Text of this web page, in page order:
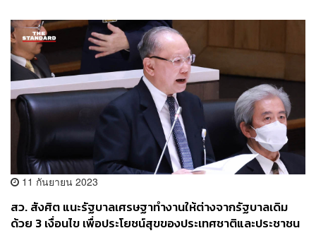
11 กันยายน 2023
สว. สังศิต แนะรัฐบาลเศรษฐาทำงานให้ต่างจากรัฐบาลเดิม
ด้วย 3 เงื่อนไข เพื่อประโยชน์สุขของประเทศชาติและประชาชน